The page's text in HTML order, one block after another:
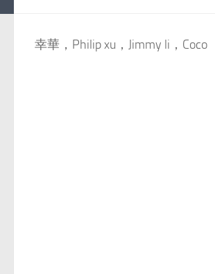
幸華，Philip xu，Jimmy li，Coco